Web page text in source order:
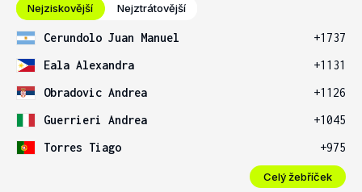
Nejziskovější Nejztrátovější
Cerundolo Juan Manuel
+1737
Eala Alexandra
+1131
Obradovic Andrea
+1126
Guerrieri Andrea
+1045
Torres Tiago
+975
Celý žebříček